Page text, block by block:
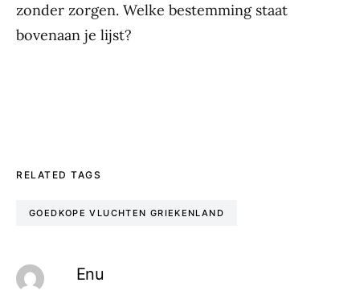
zonder zorgen. Welke bestemming staat
bovenaan je lijst?
RELATED TAGS
GOEDKOPE VLUCHTEN GRIEKENLAND
Enu